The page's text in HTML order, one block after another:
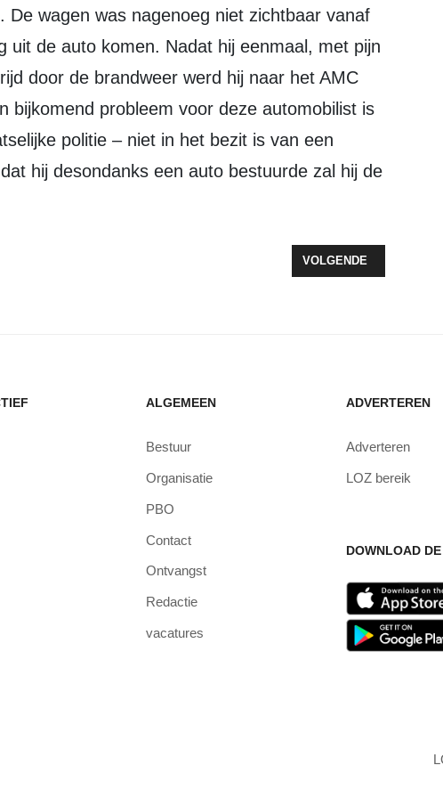
De wagen was nagenoeg niet zichtbaar vanaf
uit de auto komen. Nadat hij eenmaal, met pijn
door de brandweer werd hij naar het AMC
bijkomend probleem voor deze automobilist is
politie – niet in het bezit is van een
hij desondanks een auto bestuurde zal hij de
MOTORVOERTUIGEN VOLGENDE ARTIKEL:
VOLGENDE
ALGEMEEN
Bestuur
Organisatie
PBO
Contact
Ontvangst
Redactie
vacatures
ADVERTEREN
Adverteren
LOZ bereik
DOWNLOAD